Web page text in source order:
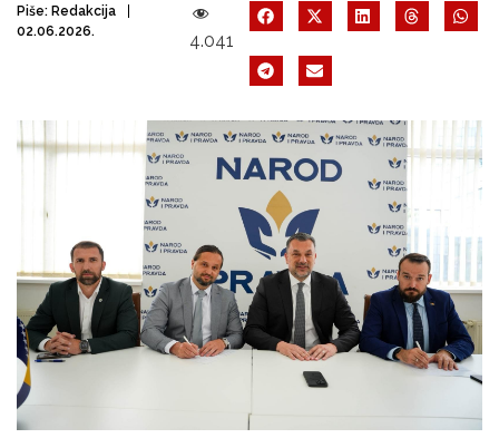
Piše: Redakcija
02.06.2026.
4.041